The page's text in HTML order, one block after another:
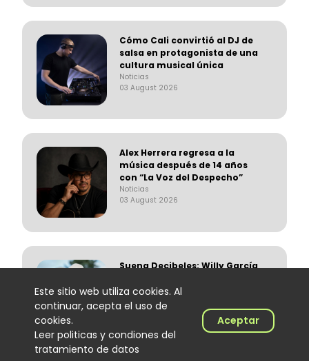
Cómo Cali convirtió al DJ de
salsa en protagonista de una
cultura musical única
Noticias
03 August 2026
Alex Herrera regresa a la
música después de 14 años
con “La Voz del Despecho”
Noticias
03 August 2026
Suena Decibeles: Willy García
Noticias
03 August 2026
Este sitio web utiliza cookies. Al
continuar, acepta el uso de
cookies.
Leer politicas y condiones del
tratamiento de datos
Aceptar